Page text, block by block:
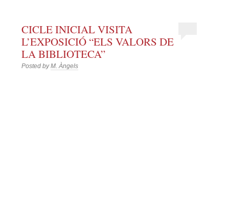
CICLE INICIAL VISITA
L’EXPOSICIÓ “ELS VALORS DE
LA BIBLIOTECA”
Posted byM. Àngels